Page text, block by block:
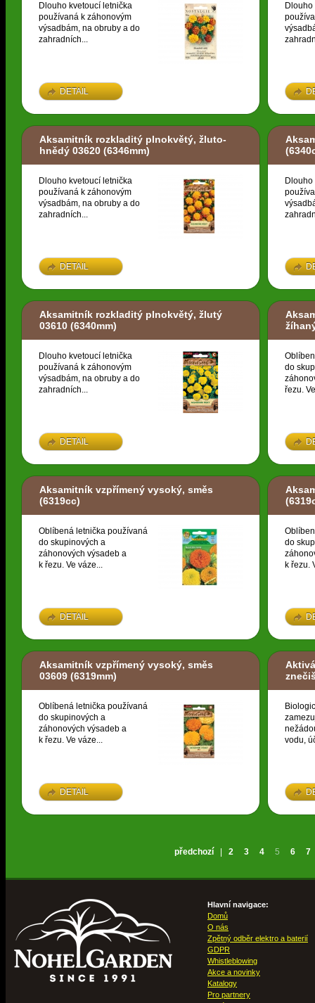
Dlouho kvetoucí letnička
používaná k záhonovým
výsadbám, na obruby a do
zahradních...
DETAIL
Aksamitník rozkladitý plnokvětý, žluto-
hnědý 03620 (6346mm)
Dlouho kvetoucí letnička
používaná k záhonovým
výsadbám, na obruby a do
zahradních...
DETAIL
Aksamitník rozkladitý plnokvětý, žlutý
03610 (6340mm)
Dlouho kvetoucí letnička
používaná k záhonovým
výsadbám, na obruby a do
zahradních...
DETAIL
do
řezu.
Aksamitník vzpřímený vysoký, směs
(6319cc)
Oblíbená letnička používaná
do skupinových a
záhonových výsadeb a
k řezu. Ve váze...
DETAIL
do
k řezu.
Aksamitník vzpřímený vysoký, směs
03609 (6319mm)
Oblíbená letnička používaná
do skupinových a
záhonových výsadeb a
k řezu. Ve váze...
DETAIL
vodu,
předchozí 2 3 4 5 6 7
Hlavní navigace:
Domů
O nás
Zpětný odběr elektro a baterií
GDPR
Whistleblowing
Akce a novinky
Katalogy
Pro partnery